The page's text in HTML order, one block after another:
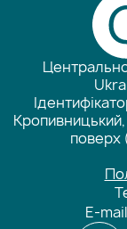
поверх
E-